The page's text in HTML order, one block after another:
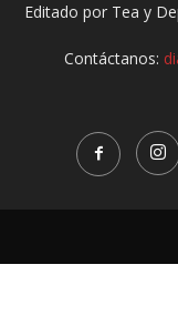
Editado por Tea y
Contáctanos: